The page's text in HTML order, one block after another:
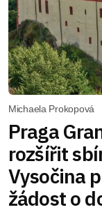
Michaela Prokopová
Praga
rozšířit
Vysočina
žádost o